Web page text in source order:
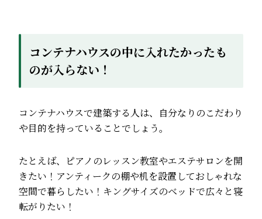
コンテナハウスの中に入れたかったも
のが入らない！
コンテナハウスで建築する人は、自分なりのこだわり
や目的を持っていることでしょう。
たとえば、ピアノのレッスン教室やエステサロンを開
きたい！アンティークの棚や机を設置しておしゃれな
空間で暮らしたい！キングサイズのベッドで広々と寝
転がりたい！